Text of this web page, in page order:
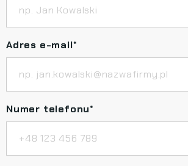
Adres e-mail*
Numer telefonu*